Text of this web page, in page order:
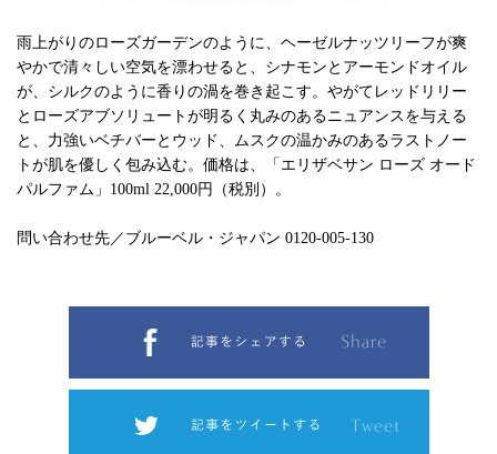
雨上がりのローズガーデンのように、ヘーゼルナッツリーフが爽
やかで清々しい空気を漂わせると、シナモンとアーモンドオイル
が、シルクのように香りの渦を巻き起こす。やがてレッドリリー
とローズアブソリュートが明るく丸みのあるニュアンスを与える
と、力強いベチバーとウッド、ムスクの温かみのあるラストノー
トが肌を優しく包み込む。価格は、「エリザベサン ローズ オード
パルファム」100ml 22,000円（税別）。
問い合わせ先／ブルーベル・ジャパン 0120-005-130